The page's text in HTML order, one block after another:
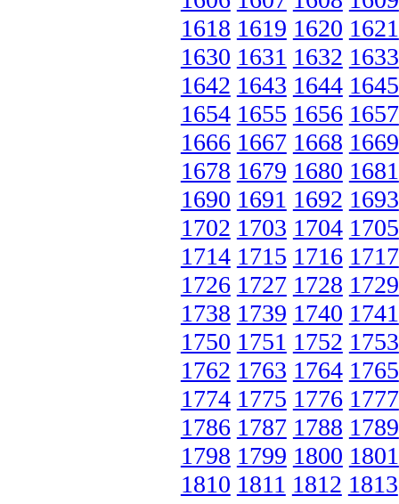
1618 1619 1620 1621
1630 1631 1632 1633
1642 1643 1644 1645
1654 1655 1656 1657
1666 1667 1668 1669
1678 1679 1680 1681
1690 1691 1692 1693
1702 1703 1704 1705
1714 1715 1716 1717
1726 1727 1728 1729
1738 1739 1740 1741
1750 1751 1752 1753
1762 1763 1764 1765
1774 1775 1776 1777
1786 1787 1788 1789
1798 1799 1800 1801
1810 1811 1812 1813